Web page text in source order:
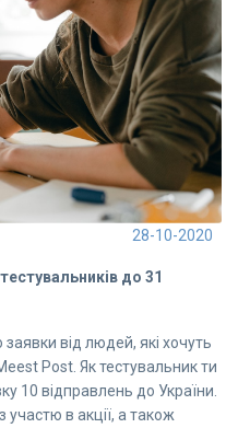
28-10-2020
до 31
заявки від людей, які хочуть
Post. Як тестувальник ти
10 відправлень до України.
участю в акції, а також